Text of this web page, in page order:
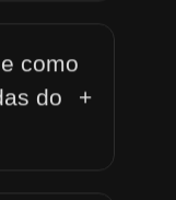
como
do
+